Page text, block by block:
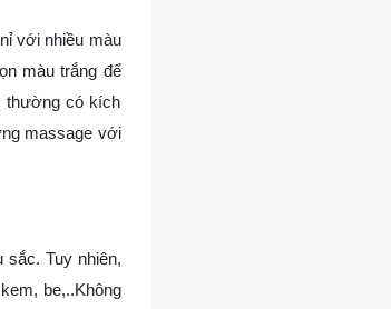
với nhiều màu
màu trắng để
thường có kích
massage với
sắc. Tuy nhiên,
be,..Không